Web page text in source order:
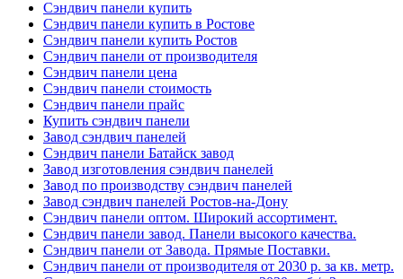
Сэндвич панели купить
Сэндвич панели купить в Ростове
Сэндвич панели купить Ростов
Сэндвич панели от производителя
Сэндвич панели цена
Сэндвич панели стоимость
Сэндвич панели прайс
Купить сэндвич панели
Завод сэндвич панелей
Сэндвич панели Батайск завод
Завод изготовления сэндвич панелей
Завод по производству сэндвич панелей
Завод сэндвич панелей Ростов-на-Дону
Сэндвич панели оптом. Широкий ассортимент.
Сэндвич панели завод. Панели высокого качества.
Сэндвич панели от Завода. Прямые Поставки.
Сэндвич панели от производителя от 2030 р. за кв. метр.